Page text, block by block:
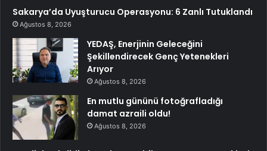
Sakarya’da Uyuşturucu Operasyonu: 6 Zanlı Tutuklandı
Ağustos 8, 2026
YEDAŞ, Enerjinin Geleceğini
Şekillendirecek Genç Yetenekleri
Arıyor
Ağustos 8, 2026
En mutlu gününü fotoğrafladığı
damat azraili oldu!
Ağustos 8, 2026